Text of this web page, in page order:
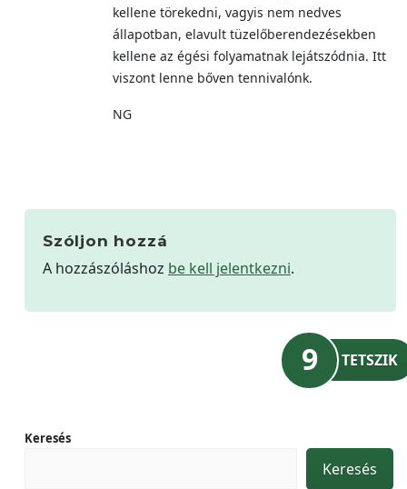
kellene törekedni, vagyis nem nedves
állapotban, elavult tüzelőberendezésekben
kellene az égési folyamatnak lejátszódnia. Itt
viszont lenne bőven tennivalónk.
NG
Szóljon hozzá
A hozzászóláshoz be kell jelentkezni.
9 TETSZIK
Keresés
Keresés